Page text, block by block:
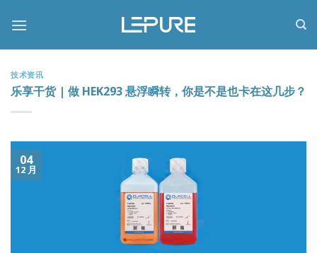
技术资讯
乐享干货 | 做 HEK293 悬浮瞬转，你是不是也卡在这几步？
04
12 月